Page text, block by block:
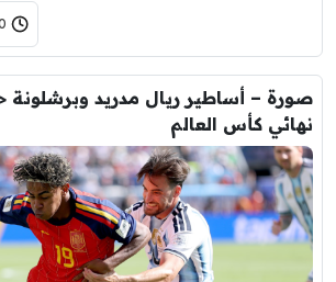
صورة – أساطير ريال مدريد
نهائي كأس العالم